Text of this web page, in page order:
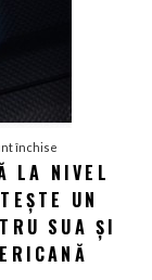
închise
Reconfigurare
strategică
la
nivel
înalt:
LA NIVEL
UN
SUA ȘI